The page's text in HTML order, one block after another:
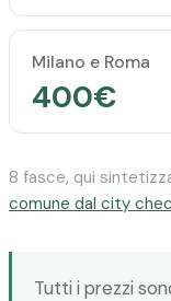
Milano e Roma
400€
8 fasce, qui
comune dal city
Tutti i prezzi